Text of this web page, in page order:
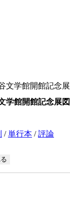
学館開館記念展
/単行本 /評論